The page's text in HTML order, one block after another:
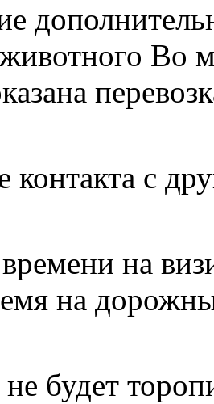
Во
контакта с
на
на
будет